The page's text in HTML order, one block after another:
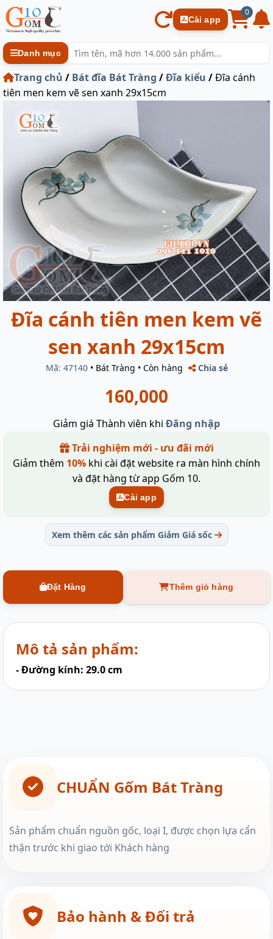
Cài app
0
Danh mục
Trang chủ / Bát đĩa Bát Tràng /Đĩa kiểu /Đĩa cánh
tiên men kem vẽ sen xanh 29x15cm
Đĩa cánh tiên men kem vẽ
sen xanh 29x15cm
Mã: 47140 • Bát Tràng • Còn hàng Chia sẻ
160,000
Giảm giá Thành viên khi Đăng nhập
Trải nghiệm mới - ưu đãi mới
Giảm thêm 10% khi cài đặt website ra màn hình chính
và đặt hàng từ app Gốm 10.
Cài app
Xem thêm các sản phẩm Giảm Giá sốc
Đặt Hàng Thêm giỏ hàng
Mô tả sản phẩm:
- Đường kính: 29.0 cm
CHUẨN Gốm Bát Tràng
Sản phẩm chuẩn nguồn gốc, loại I, được chọn lựa cẩn
thận trước khi giao tới Khách hàng
Bảo hành & Đổi trả